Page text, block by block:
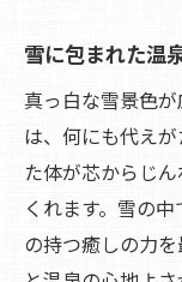
雪に包まれた温
真っ白な雪景色
は、何にも代え
た体が芯からじ
くれます。雪の
の持つ癒しの力